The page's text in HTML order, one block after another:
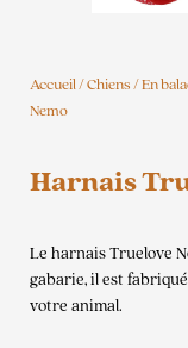
Accueil/Chiens/En
Nemo
Harnais
Le harnais Truelove
gabarie, il est
votre animal.